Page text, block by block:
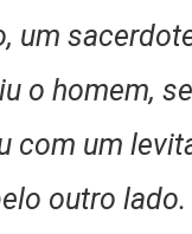
um
o homem,
com um
outro